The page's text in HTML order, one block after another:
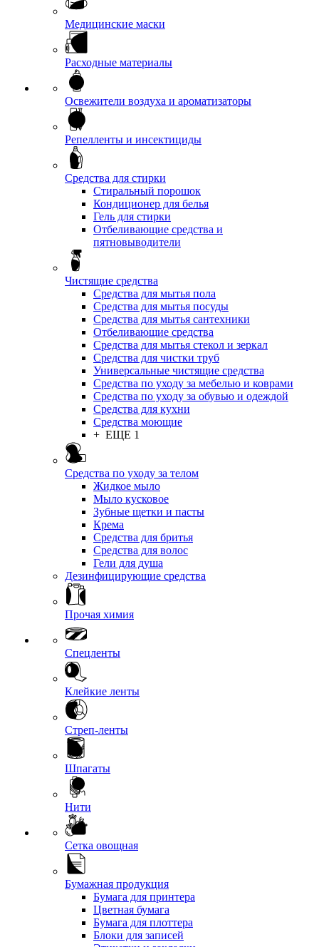
Медицинские маски
Расходные материалы
Освежители воздуха и ароматизаторы
Репелленты и инсектициды
Средства для стирки
Стиральный порошок
Кондиционер для белья
Гель для стирки
Отбеливающие средства и
пятновыводители
Чистящие средства
Средства для мытья пола
Средства для мытья посуды
Средства для мытья сантехники
Отбеливающие средства
Средства для мытья стекол и зеркал
Средства для чистки труб
Универсальные чистящие средства
Средства по уходу за мебелью и коврами
Средства по уходу за обувью и одеждой
Средства для кухни
Средства моющие
+ ЕЩЕ 1
Средства по уходу за телом
Жидкое мыло
Мыло кусковое
Зубные щетки и пасты
Крема
Средства для бритья
Средства для волос
Гели для душа
Дезинфицирующие средства
Прочая химия
Спецленты
Клейкие ленты
Стреп-ленты
Шпагаты
Нити
Сетка овощная
Бумажная продукция
Бумага для принтера
Цветная бумага
Бумага для плоттера
Блоки для записей